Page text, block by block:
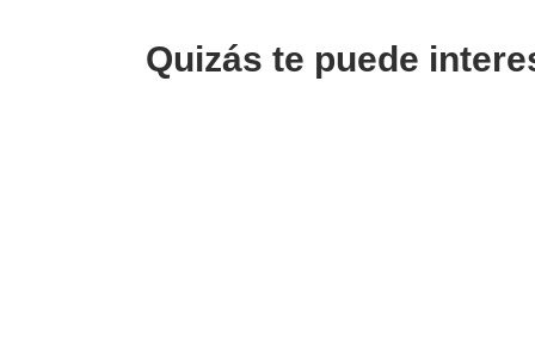
Quizás te puede